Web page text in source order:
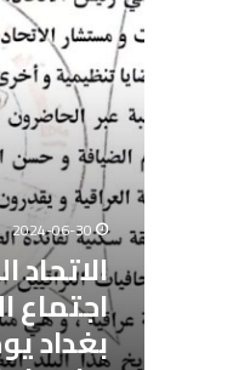
الأمانة
العامة
في
بغداد
يومي
29
و
30
بيان
بغداد
2024-06-30
اجتماع